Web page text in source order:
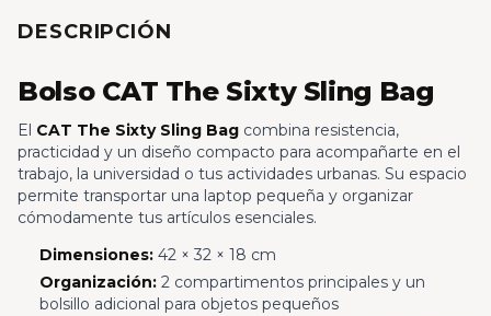
DESCRIPCIÓN
Bolso CAT The Sixty Sling Bag
El CAT The Sixty Sling Bag combina resistencia,
practicidad y un diseño compacto para acompañarte en el
trabajo, la universidad o tus actividades urbanas. Su espacio
permite transportar una laptop pequeña y organizar
cómodamente tus artículos esenciales.
Dimensiones:42 × 32 × 18 cm
Organización:2 compartimentos principales y un
bolsillo adicional para objetos pequeños